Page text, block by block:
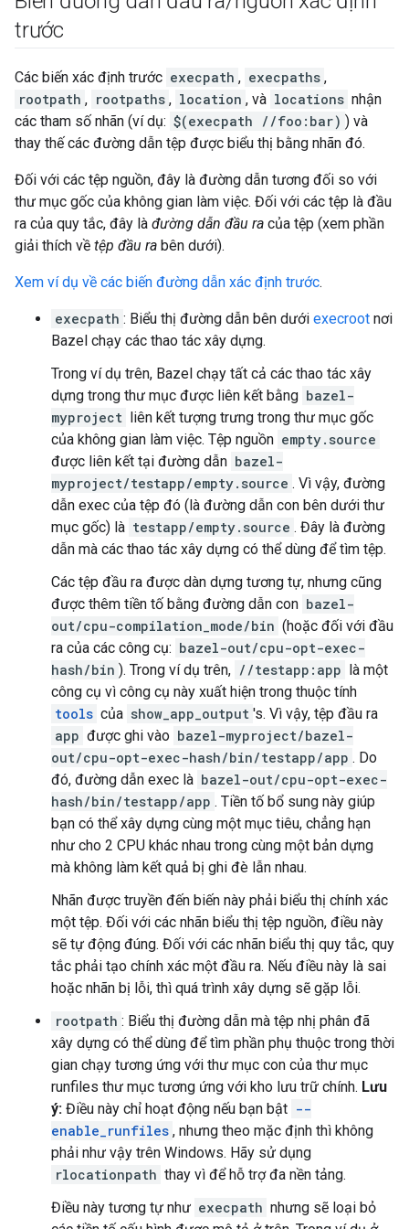
trước
Các biến xác định trước execpath , execpaths ,
rootpath , rootpaths , location , và locations nhận
các tham số nhãn (ví dụ: $(execpath //foo:bar) ) và
thay thế các đường dẫn tệp được biểu thị bằng nhãn đó.
Đối với các tệp nguồn, đây là đường dẫn tương đối so với
thư mục gốc của không gian làm việc. Đối với các tệp là đầu
ra của quy tắc, đây là đường dẫn đầu ra của tệp (xem phần
giải thích về tệp đầu ra bên dưới).
Xem ví dụ về các biến đường dẫn xác định trước.
execpath : Biểu thị đường dẫn bên dưới execroot nơi
Bazel chạy các thao tác xây dựng.
Trong ví dụ trên, Bazel chạy tất cả các thao tác xây
dựng trong thư mục được liên kết bằng bazel-
myproject liên kết tượng trưng trong thư mục gốc
của không gian làm việc. Tệp nguồn empty.source
được liên kết tại đường dẫn bazel-
myproject/testapp/empty.source . Vì vậy, đường
dẫn exec của tệp đó (là đường dẫn con bên dưới thư
mục gốc) là testapp/empty.source . Đây là đường
dẫn mà các thao tác xây dựng có thể dùng để tìm tệp.
Các tệp đầu ra được dàn dựng tương tự, nhưng cũng
được thêm tiền tố bằng đường dẫn con bazel-
out/cpu-compilation_mode/bin (hoặc đối với đầu
ra của các công cụ: bazel-out/cpu-opt-exec-
hash/bin ). Trong ví dụ trên, //testapp:app là một
công cụ vì công cụ này xuất hiện trong thuộc tính
tools của show_app_output 's. Vì vậy, tệp đầu ra
app được ghi vào bazel-myproject/bazel-
out/cpu-opt-exec-hash/bin/testapp/app . Do
đó, đường dẫn exec là bazel-out/cpu-opt-exec-
hash/bin/testapp/app . Tiền tố bổ sung này giúp
bạn có thể xây dựng cùng một mục tiêu, chẳng hạn
như cho 2 CPU khác nhau trong cùng một bản dựng
mà không làm kết quả bị ghi đè lẫn nhau.
Nhãn được truyền đến biến này phải biểu thị chính xác
một tệp. Đối với các nhãn biểu thị tệp nguồn, điều này
sẽ tự động đúng. Đối với các nhãn biểu thị quy tắc, quy
tắc phải tạo chính xác một đầu ra. Nếu điều này là sai
hoặc nhãn bị lỗi, thì quá trình xây dựng sẽ gặp lỗi.
rootpath : Biểu thị đường dẫn mà tệp nhị phân đã
xây dựng có thể dùng để tìm phần phụ thuộc trong thời
gian chạy tương ứng với thư mục con của thư mục
runfiles thư mục tương ứng với kho lưu trữ chính. Lưu
ý: Điều này chỉ hoạt động nếu bạn bật --
enable_runfiles , nhưng theo mặc định thì không
phải như vậy trên Windows. Hãy sử dụng
rlocationpath thay vì để hỗ trợ đa nền tảng.
Điều này tương tự như execpath nhưng sẽ loại bỏ